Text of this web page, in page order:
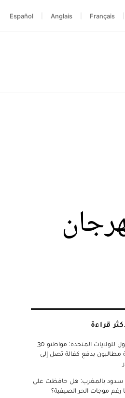
Français
Anglais
Español
قراءة
تأشيرة الدخول للولايات المتحدة: مواطنو 30
مطالبون بدفع كفالة تصل إلى
سدود بالمغرب: هل حافظت على
موجات الحر الصيفية؟